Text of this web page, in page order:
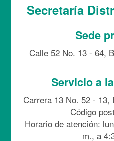
Secretaría
Sede
Calle 52 No. 13 - 64,
Servicio a
Carrera 13 No. 52 -
Código
Horario de atención:
m., a